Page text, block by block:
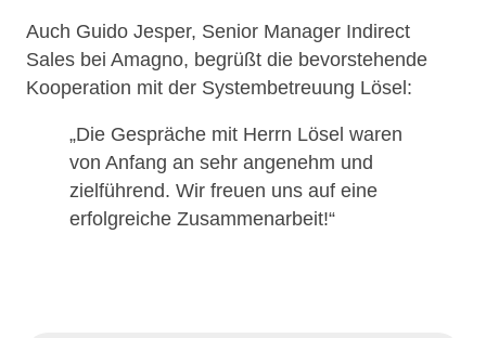
Auch Guido Jesper, Senior Manager Indirect
Sales bei Amagno, begrüßt die bevorstehende
Kooperation mit der Systembetreuung Lösel:
„Die Gespräche mit Herrn Lösel waren
von Anfang an sehr angenehm und
zielführend. Wir freuen uns auf eine
erfolgreiche Zusammenarbeit!“